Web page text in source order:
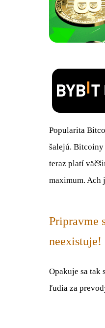
Popularita
šalejú.
teraz platí
maximum. Ach
Pripravme
neexistuje!
Opakuje sa tak
ľudia za